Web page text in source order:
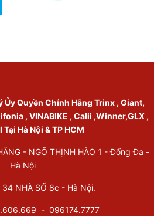
Ủy Quyền Chính Hãng Trinx , Giant,
, VINABIKE , Calii ,Winner,GLX ,
Hà Nội & TP HCM
- NGÕ THỊNH HÀO 1 - Đống Đa -
Hà Nội
34 NHÀ SỐ 8c - Hà Nội.
- 096174.7777